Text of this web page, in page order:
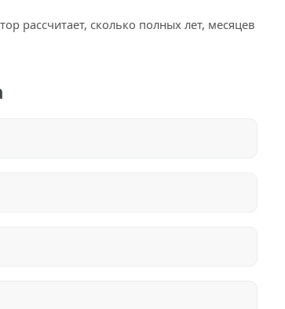
рассчитает, сколько полных лет, месяцев